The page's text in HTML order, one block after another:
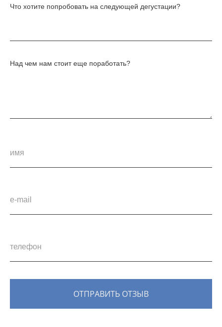
Что хотите попробовать на следующей дегустации?
Над чем нам стоит еще поработать?
ОТПРАВИТЬ ОТЗЫВ